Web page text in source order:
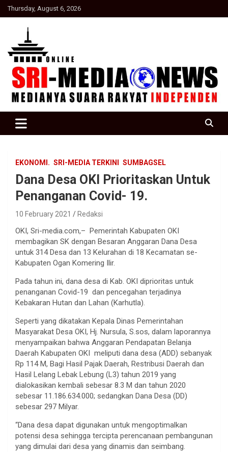
Skip
to
Thursday, August 6, 2026
SRI Media news
EKONOMI. SRI-MEDIA TERKINI SUMBAGSEL
Dana Desa OKI Prioritaskan Untuk
Penanganan Covid- 19.
10 February 2021 Redaksi
OKI, Sri-media.com,– Pemerintah Kabupaten OKI
membagikan SK dengan Besaran Anggaran Dana Desa
untuk 314 Desa dan 13 Kelurahan di 18 Kecamatan se-
Kabupaten Ogan Komering Ilir.
Pada tahun ini, dana desa di Kab. OKI diprioritas untuk
penanganan Covid-19 dan pencegahan terjadinya
Kebakaran Hutan dan Lahan (Karhutla).
Seperti yang dikatakan Kepala Dinas Pemerintahan
Masyarakat Desa OKI, Hj. Nursula, S.sos, dalam laporannya
menyampaikan bahwa Anggaran Pendapatan Belanja
Daerah Kabupaten OKI meliputi dana desa (ADD) sebanyak
Rp 114 M, Bagi Hasil Pajak Daerah, Restribusi Daerah dan
Hasil Lelang Lebak Lebung (L3) tahun 2019 yang
dialokasikan kembali sebesar 8.3 M dan tahun 2020
sebesar 11.186.634.000; sedangkan Dana Desa (DD)
sebesar 297 Milyar.
“Dana desa dapat digunakan untuk mengoptimalkan
potensi desa sehingga tercipta perencanaan pembangunan
yang dimulai dari desa yang dinamis dan seimbang.